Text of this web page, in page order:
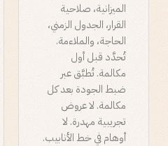
الميزانية، صلاحية
القرار، الجدول الزمني،
الحاجة، والملاءمة.
تُحدَّد قبل أول
مكالمة. تُطبَّق عبر
ضبط الجودة بعد كل
مكالمة. لا عروض
تجريبية مهدرة. لا
أوهام في خط الأنابيب.